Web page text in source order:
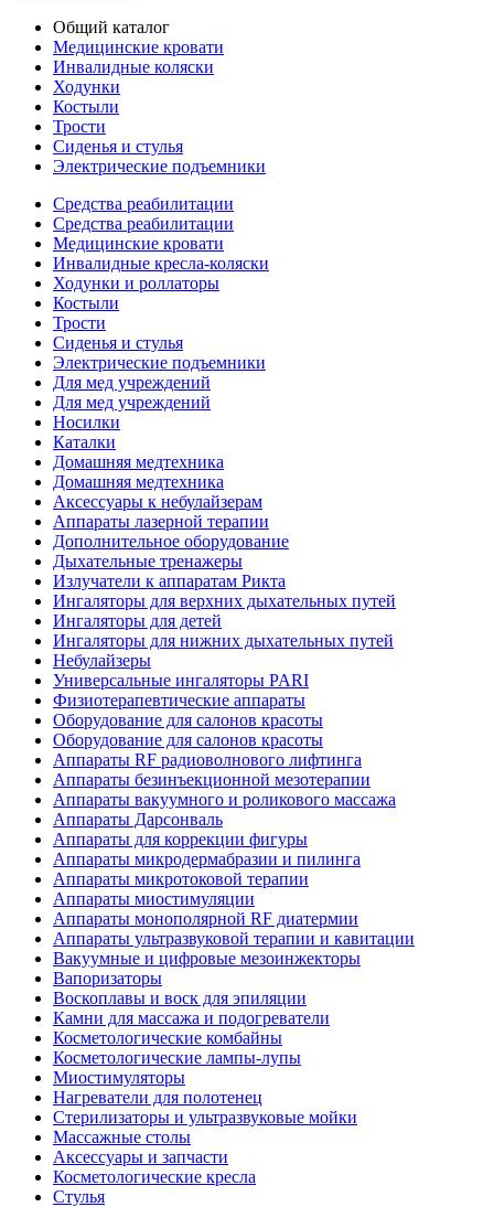
Общий каталог
Медицинские кровати
Инвалидные коляски
Ходунки
Костыли
Трости
Сиденья и стулья
Электрические подъемники
Средства реабилитации
Средства реабилитации
Медицинские кровати
Инвалидные кресла-коляски
Ходунки и роллаторы
Костыли
Трости
Сиденья и стулья
Электрические подъемники
Для мед учреждений
Для мед учреждений
Носилки
Каталки
Домашняя медтехника
Домашняя медтехника
Аксессуары к небулайзерам
Аппараты лазерной терапии
Дополнительное оборудование
Дыхательные тренажеры
Излучатели к аппаратам Рикта
Ингаляторы для верхних дыхательных путей
Ингаляторы для детей
Ингаляторы для нижних дыхательных путей
Небулайзеры
Универсальные ингаляторы PARI
Физиотерапевтические аппараты
Оборудование для салонов красоты
Оборудование для салонов красоты
Аппараты RF радиоволнового лифтинга
Аппараты безинъекционной мезотерапии
Аппараты вакуумного и роликового массажа
Аппараты Дарсонваль
Аппараты для коррекции фигуры
Аппараты микродермабразии и пилинга
Аппараты микротоковой терапии
Аппараты миостимуляции
Аппараты монополярной RF диатермии
Аппараты ультразвуковой терапии и кавитации
Вакуумные и цифровые мезоинжекторы
Вапоризаторы
Воскоплавы и воск для эпиляции
Камни для массажа и подогреватели
Косметологические комбайны
Косметологические лампы-лупы
Миостимуляторы
Нагреватели для полотенец
Стерилизаторы и ультразвуковые мойки
Массажные столы
Аксессуары и запчасти
Косметологические кресла
Стулья